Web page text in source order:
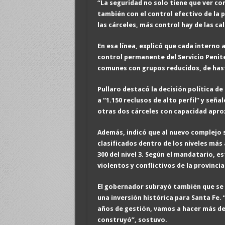
“La seguridad no solo tiene que ver
también con el control efectivo de la
las cárceles, más control hay de las
En esa línea, explicó que cada
control permanente del Servicio
comunes con grupos reducidos, de
Pullaro destacó la decisión política
a “1.150 reclusos de alto perfil” y
otras dos cárceles con capacidad
Además, indicó que al nuevo
clasificados dentro de los niveles más
300 del nivel 3. Según el mandatario,
violentos y conflictivos de la
El gobernador subrayó también que
una inversión histórica para Santa Fe.
años de gestión, vamos a hacer más
construyó”, sostuvo.